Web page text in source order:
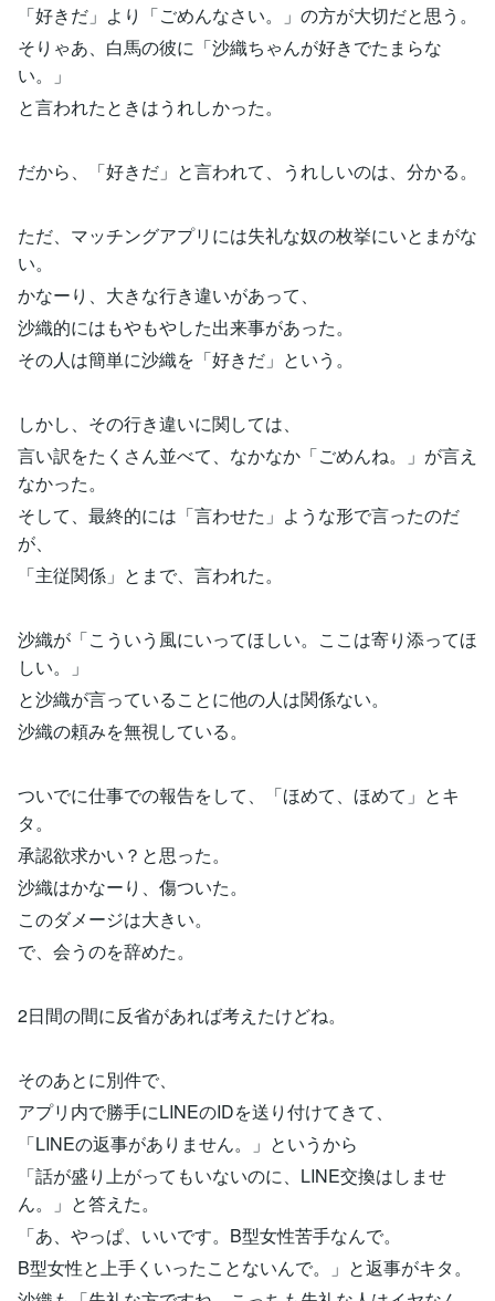
「好きだ」より「ごめんなさい。」の方が大切だと思う。
そりゃあ、白馬の彼に「沙織ちゃんが好きでたまらな
い。」
と言われたときはうれしかった。
だから、「好きだ」と言われて、うれしいのは、分かる。
ただ、マッチングアプリには失礼な奴の枚挙にいとまがな
い。
かなーり、大きな行き違いがあって、
沙織的にはもやもやした出来事があった。
その人は簡単に沙織を「好きだ」という。
しかし、その行き違いに関しては、
言い訳をたくさん並べて、なかなか「ごめんね。」が言え
なかった。
そして、最終的には「言わせた」ような形で言ったのだ
が、
「主従関係」とまで、言われた。
沙織が「こういう風にいってほしい。ここは寄り添ってほ
しい。」
と沙織が言っていることに他の人は関係ない。
沙織の頼みを無視している。
ついでに仕事での報告をして、「ほめて、ほめて」とキ
タ。
承認欲求かい？と思った。
沙織はかなーり、傷ついた。
このダメージは大きい。
で、会うのを辞めた。
2日間の間に反省があれば考えたけどね。
そのあとに別件で、
アプリ内で勝手にLINEのIDを送り付けてきて、
「LINEの返事がありません。」というから
「話が盛り上がってもいないのに、LINE交換はしませ
ん。」と答えた。
「あ、やっぱ、いいです。B型女性苦手なんで。
B型女性と上手くいったことないんで。」と返事がキタ。